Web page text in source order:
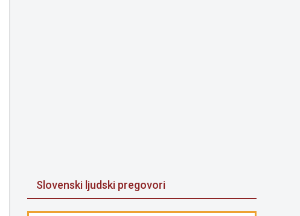
Slovenski ljudski pregovori